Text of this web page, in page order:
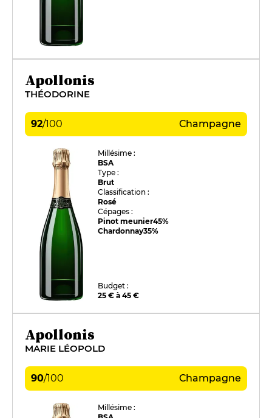
Apollonis
THÉODORINE
92/100 Champagne
Millésime :
BSA
Type :
Brut
Classification :
Rosé
Cépages :
Pinot meunier45%
Chardonnay35%
Budget :
25 € à 45 €
Apollonis
MARIE LÉOPOLD
90/100 Champagne
Millésime :